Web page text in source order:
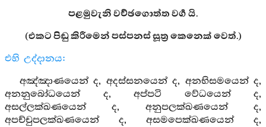
පළමුවැනි වච්ඡගොත්ත වර්‍ග යි.
(එකට පිඬු කිරීමෙන් පස්පනස් සූත්‍ර කෙනෙක් වෙත්.)
එහි උද්දානය:
අඤ්ඤාණයෙන් ද, අදස්සනයෙන් ද, අනභිසමයෙන් ද,
අනනුබෝධයෙන් ද, අප්පටි වේධයෙන් ද,
අසල්ලක්ඛණයෙන් ද, අනුපලක්ඛණයෙන් ද,
අපච්චුපලක්ඛණයෙන් ද, අසමපෙක්ඛණයෙන් ද,